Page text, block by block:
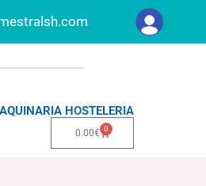
HOSTELERIA
0.00€ 0
Carrito